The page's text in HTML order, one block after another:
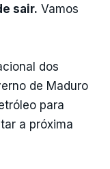
sair. Vamos
dos
de Maduro
para
a próxima